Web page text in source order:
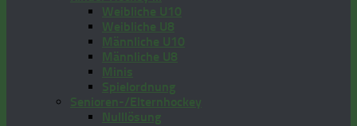
Weibliche U10
Weibliche U8
Männliche U10
Männliche U8
Minis
Spielordnung
Senioren-/Elternhockey
Nulllösung